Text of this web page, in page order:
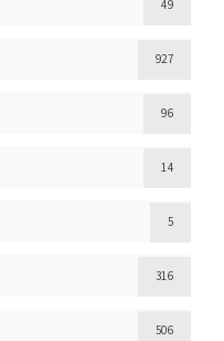
49
927
96
14
5
316
506